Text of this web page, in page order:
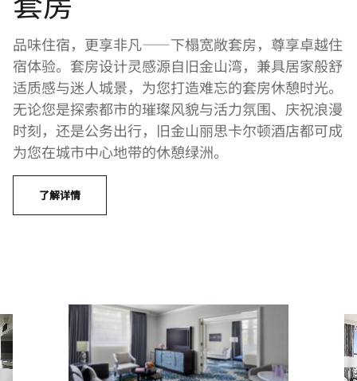
品味住宿，更享非凡——下榻宽敞套房，尊享卓越住
宿体验。套房设计灵感源自旧金山湾，兼具居家般舒
适质感与迷人城景，为您打造难忘的套房休憩时光。
无论您是探索都市的璀璨风貌与活力氛围、庆祝浪漫
时刻，还是公务出行，旧金山丽思卡尔顿酒店都可成
为您在城市中心地带的休憩绿洲。
了解详情